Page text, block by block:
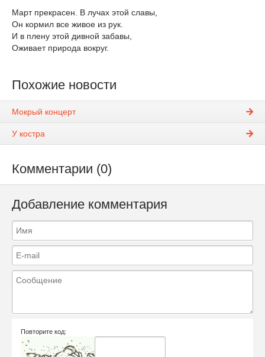
Март прекрасен. В лучах этой славы,
Он кормил все живое из рук.
И в плену этой дивной забавы,
Оживает природа вокруг.
Похожие новости
Мокрый концерт
У костра
Комментарии (0)
Добавление комментария
Повторите код: